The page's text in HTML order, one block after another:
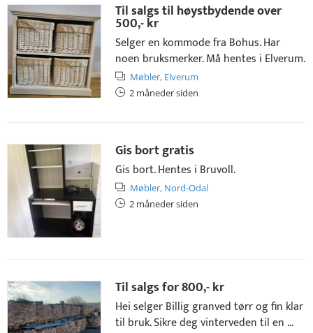
Til salgs til høystbydende over
500,- kr
Selger en kommode fra Bohus. Har
noen bruksmerker. Må hentes i Elverum.
Møbler, Elverum
2 måneder siden
Gis bort gratis
Gis bort. Hentes i Bruvoll.
Møbler, Nord-Odal
2 måneder siden
Til salgs for800,- kr
Hei selger Billig granved tørr og fin klar
til bruk. Sikre deg vinterveden til en ...